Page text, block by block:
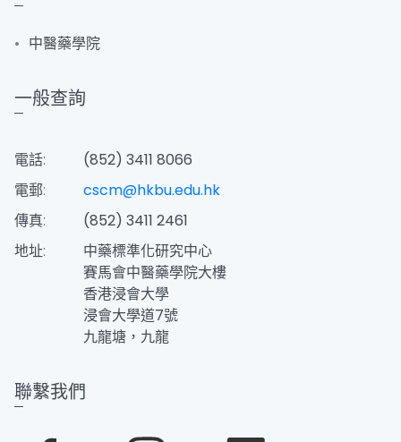
中醫藥學院
一般查詢
電話:
(852) 3411 8066
電郵:
cscm@hkbu.edu.hk
傳真:
(852) 3411 2461
地址:
中藥標準化研究中心
賽馬會中醫藥學院大樓
香港浸會大學
浸會大學道7號
九龍塘，九龍
聯繫我們